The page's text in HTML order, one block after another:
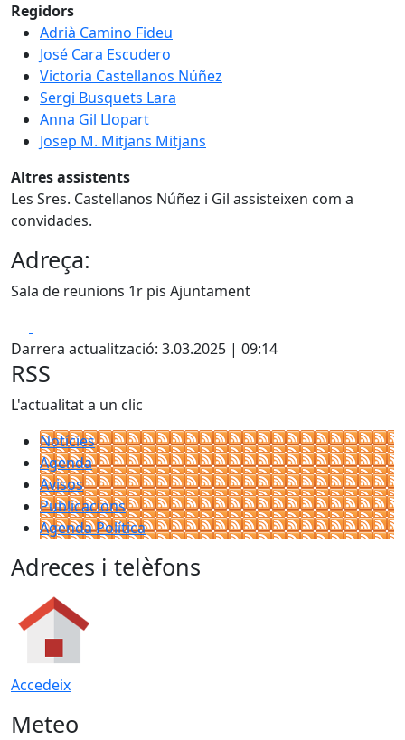
Regidors
Adrià Camino Fideu
José Cara Escudero
Victoria Castellanos Núñez
Sergi Busquets Lara
Anna Gil Llopart
Josep M. Mitjans Mitjans
Altres assistents
Les Sres. Castellanos Núñez i Gil assisteixen com a
convidades.
Adreça:
Sala de reunions 1r pis Ajuntament
Darrera actualització: 3.03.2025 | 09:14
RSS
L'actualitat a un clic
Notícies
Agenda
Avisos
Publicacions
Agenda Política
Adreces i telèfons
Accedeix
Meteo